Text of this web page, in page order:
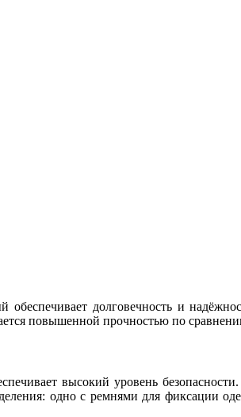
долговечность и
повышенной прочностью по
высокий уровень
одно с ремнями для фиксации